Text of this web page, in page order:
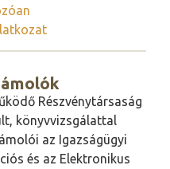
Részvénytársaság
könyvvizsgálattal
az Igazságügyi
és az Elektronikus